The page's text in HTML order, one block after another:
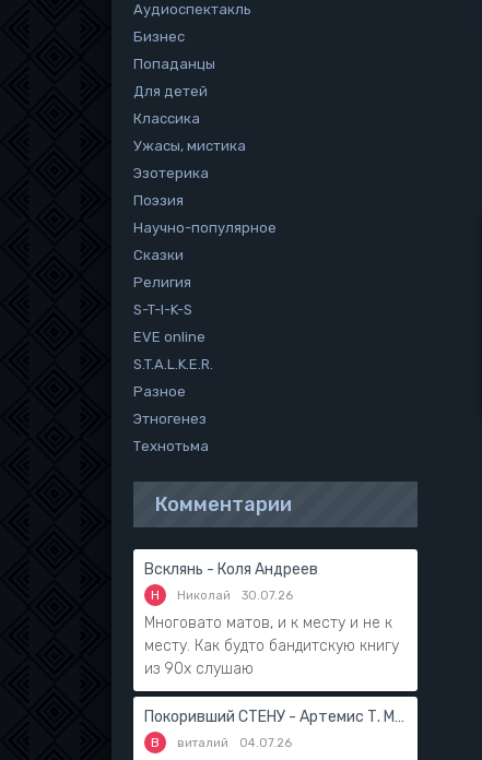
Аудиоспектакль
Бизнес
Попаданцы
Для детей
Классика
Ужасы, мистика
Эзотерика
Поэзия
Научно-популярное
Сказки
Религия
S-T-I-K-S
EVE online
S.T.A.L.K.E.R.
Разное
Этногенез
Технотьма
Комментарии
Всклянь - Коля Андреев
Н Николай 30.07.26
Многовато матов, и к месту и не к
месту. Как будто бандитскую книгу
из 90х слушаю
Покоривший СТЕНУ - Артемис Т. Мантикор
В виталий 04.07.26